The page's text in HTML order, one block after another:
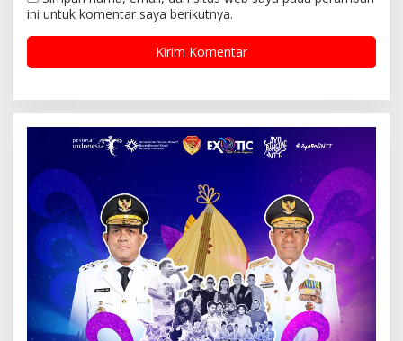
ini untuk komentar saya berikutnya.